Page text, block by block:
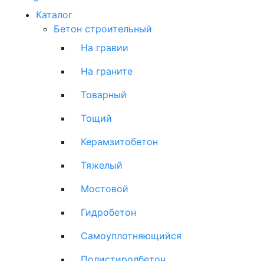
Каталог
Бетон строительный
На гравии
На граните
Товарный
Тощий
Керамзитобетон
Тяжелый
Мостовой
Гидробетон
Самоуплотняющийся